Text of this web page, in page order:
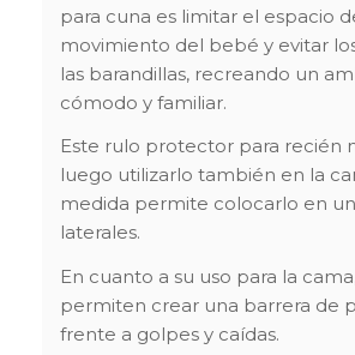
para cuna es limitar el espacio
movimiento del bebé y evitar
las barandillas, recreando un
cómodo y familiar.
Este rulo protector para recién
luego utilizarlo también en la
medida permite colocarlo en
laterales.
En cuanto a su uso para la
permiten crear una barrera de
frente a golpes y caídas.